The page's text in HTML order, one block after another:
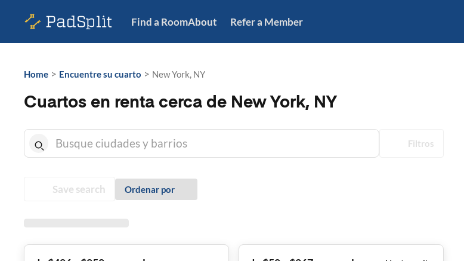
Find a RoomAbout Refer a Member
Home > Encuentre su cuarto > New York, NY
Cuartos en renta cerca de New York, NY
Filtros
Save search Ordenar por